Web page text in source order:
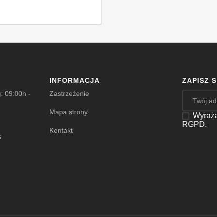
09:00h -
INFORMACJA
Zastrzeżenie
Mapa strony
Kontakt
ZAPISZ
RGPD.